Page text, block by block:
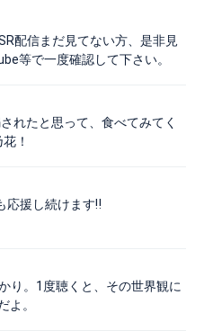
配信まだ見てない方、是非見
等で一度確認して下さい。
れたと思って、食べてみてく
！
応援し続けます‼︎
り。1度聴くと、その世界観に
よ。